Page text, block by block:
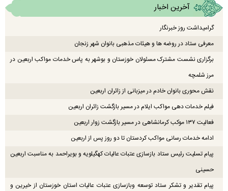
آخرین اخبار
گرامیداشت روز خبرنگار
معرفی ستاد در روضه ها و هیئات مذهبی بانوان شهر زنجان
برگزاری نشست مشترک مسئولان خوزستان و بوشهر به پاس خدمات مواکب اربعین در
مرز شلمچه
نقش محوری بانوان خادم در میزبانی از زائران اربعین
فیلم خدمات دهی مواکب ایلام در مسیر بازگشت زائران اربعین
فعالیت ۱۳۷ موکب کرمانشاهی در مسیر بازگشت زوار اربعین
ادامه خدمات رسانی مواکب کردستان تا دو روز پس از اربعین
پیام تسلیت رئیس ستاد بازسازی عتبات عالیات کهگیلویه و بویراحمد به مناسبت اربعین
حسینی
پیام تقدیر و تشکر ستاد توسعه وبازسازی عتبات عالیات استان خوزستان از خیرین و